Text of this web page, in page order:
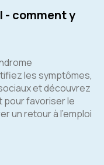
- comment y
les symptômes,
et découvrez
favoriser le
un retour à l'emploi